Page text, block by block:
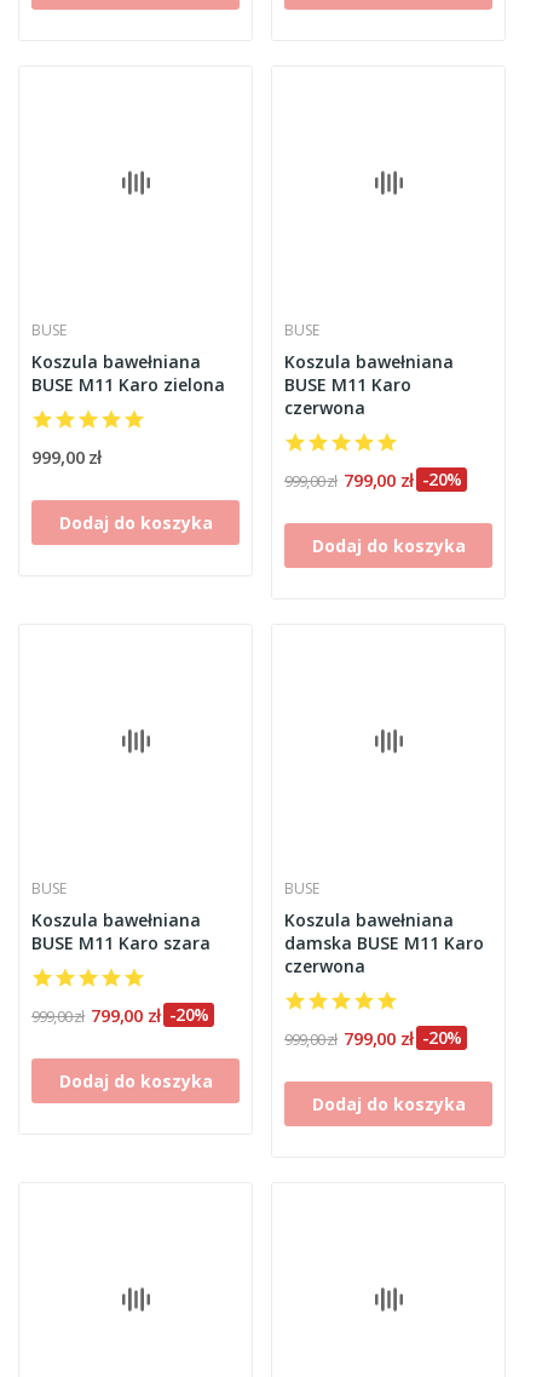
BUSE
Koszula bawełniana
BUSE M11 Karo zielona
999,00 zł
Dodaj do koszyka
BUSE
Koszula bawełniana
BUSE M11 Karo
czerwona
999,00 zł 799,00 zł -20%
Dodaj do koszyka
BUSE
Koszula bawełniana
BUSE M11 Karo szara
999,00 zł 799,00 zł -20%
Dodaj do koszyka
BUSE
Koszula bawełniana
damska BUSE M11 Karo
czerwona
999,00 zł 799,00 zł -20%
Dodaj do koszyka